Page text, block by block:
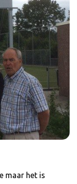
maar het is